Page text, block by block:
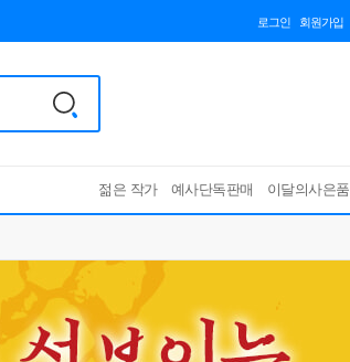
로그인 회원가입
젊은 작가 예사단독판매 이달의사은품